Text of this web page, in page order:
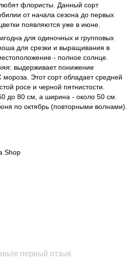
флористы. Данный сорт
от начала сезона до первых
появляются уже в июне.
для одиночных и групповых
для срезки и выращивания в
- полное солнце.
выдерживает понижение
Этот сорт обладает средней
росе и черной пятнистости.
до 80 см, а ширина - около 50 см.
по октябрь (повторными волнами).
Shop
первый отзыв